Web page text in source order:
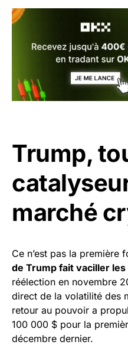
Trump,
marché
Ce n’est pas la première
de Trump fait vaciller les
réélection en novembre
direct de la volatilité des
retour au pouvoir a
100 000 $ pour la
décembre dernier.